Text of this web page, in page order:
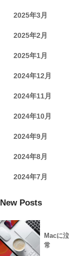
2025年3月
2025年2月
2025年1月
2024年12月
2024年11月
2024年10月
2024年9月
2024年8月
2024年7月
New Posts
Macに
常